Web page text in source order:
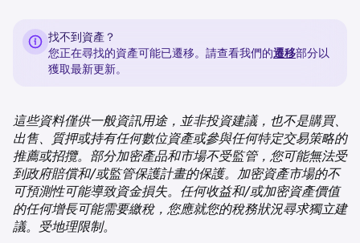
找不到資產？
您正在尋找的資產可能已遷移。請查看我們的遷移部分以
獲取最新更新。
這些資料僅供一般資訊用途，並非投資建議，也不是購買、
出售、質押或持有任何數位資產或參與任何特定交易策略的
推薦或招攬。部分加密產品和市場不受監管，您可能無法受
到政府賠償和/或監管保護計畫的保護。加密資產市場的不
可預測性可能導致資金損失。任何收益和/或加密資產價值
的任何增長可能需要繳稅，您應就您的稅務狀況尋求獨立建
議。受地理限制。